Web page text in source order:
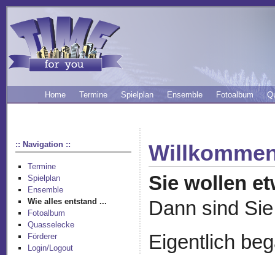
Home Termine Spielplan Ensemble Fotoalbum
:: Navigation ::
Termine
Spielplan
Ensemble
Wie alles entstand ...
Fotoalbum
Quasselecke
Förderer
Login/Logout
Sie wollen
Dann sind
Eigentlich